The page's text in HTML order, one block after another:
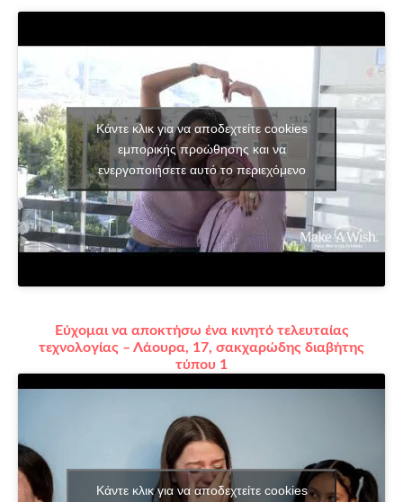
Κάντε κλικ για να αποδεχτείτε cookies
εμπορικής προώθησης και να
ενεργοποιήσετε αυτό το περιεχόμενο
Εύχομαι να αποκτήσω ένα κινητό τελευταίας
τεχνολογίας – Λάουρα, 17, σακχαρώδης διαβήτης
τύπου 1
Κάντε κλικ για να αποδεχτείτε cookies